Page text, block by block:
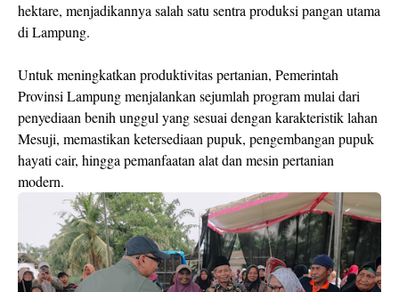
hektare, menjadikannya salah satu sentra produksi pangan utama
di Lampung.
Untuk meningkatkan produktivitas pertanian, Pemerintah
Provinsi Lampung menjalankan sejumlah program mulai dari
penyediaan benih unggul yang sesuai dengan karakteristik lahan
Mesuji, memastikan ketersediaan pupuk, pengembangan pupuk
hayati cair, hingga pemanfaatan alat dan mesin pertanian
modern.